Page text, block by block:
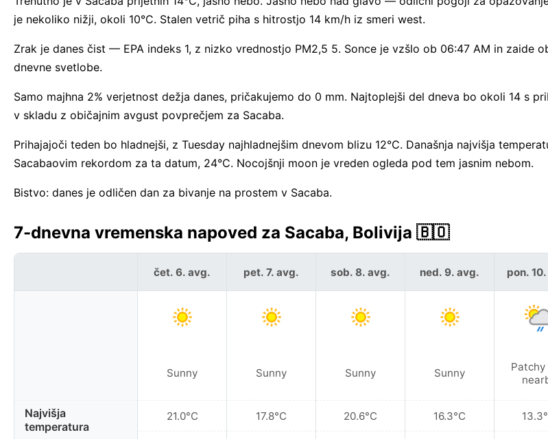
je nekoliko nižji, okoli 10°C. Stalen vetrič piha s hitrostjo 14 km/h iz smeri west.
Zrak je danes čist — EPA indeks 1, z nizko vrednostjo PM2,5 5. Sonce je vzšlo ob 06:47 AM in zaide
dnevne svetlobe.
Samo majhna 2% verjetnost dežja danes, pričakujemo do 0 mm. Najtoplejši del dneva bo okoli 14 s
v skladu z običajnim avgust povprečjem za Sacaba.
Prihajajoči teden bo hladnejši, z Tuesday najhladnejšim dnevom blizu 12°C. Današnja najvišja
Sacabaovim rekordom za ta datum, 24°C. Nocojšnji moon je vreden ogleda pod tem jasnim nebom.
Bistvo: danes je odličen dan za bivanje na prostem v Sacaba.
7-dnevna vremenska napoved za Sacaba, Bolivija 🇧🇴
Najvišja
temperatura
čet. 6. avg.
Sunny
21.0°C
pet. 7. avg.
Sunny
17.8°C
sob. 8. avg.
Sunny
20.6°C
ned. 9. avg.
Sunny
16.3°C
pon.
Patchy